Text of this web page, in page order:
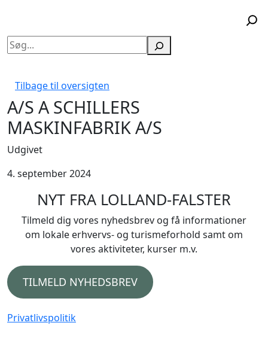
Søg
Tilbage til oversigten
A/S A SCHILLERS
MASKINFABRIK A/S
Udgivet
4. september 2024
NYT FRA LOLLAND-FALSTER
Tilmeld dig vores nyhedsbrev og få informationer
om lokale erhvervs- og turismeforhold samt om
vores aktiviteter, kurser m.v.
TILMELD NYHEDSBREV
Privatlivspolitik